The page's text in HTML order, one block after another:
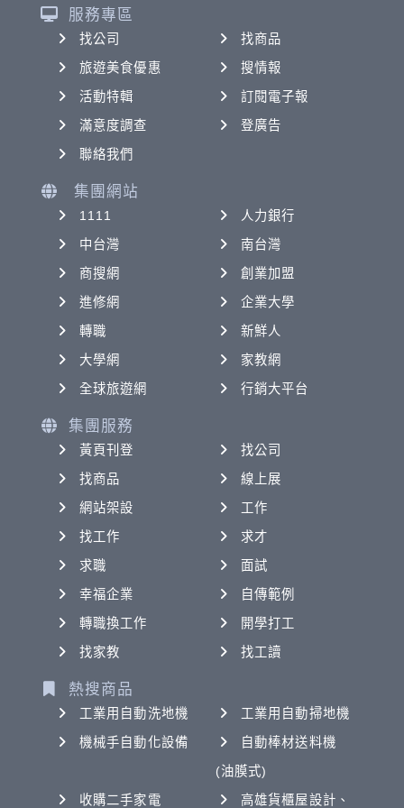
服務專區
找公司
找商品
旅遊美食優惠
搜情報
活動特輯
訂閱電子報
滿意度調查
登廣告
聯絡我們
集團網站
1111
人力銀行
中台灣
南台灣
商搜網
創業加盟
進修網
企業大學
轉職
新鮮人
大學網
家教網
全球旅遊網
行銷大平台
集團服務
黃頁刊登
找公司
找商品
線上展
網站架設
工作
找工作
求才
求職
面試
幸福企業
自傳範例
轉職換工作
開學打工
找家教
找工讀
熱搜商品
工業用自動洗地機
工業用自動掃地機
機械手自動化設備
自動棒材送料機
(油膜式)
收購二手家電
高雄貨櫃屋設計、